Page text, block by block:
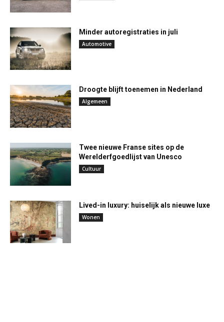
Minder autoregistraties in juli
Automotive
Droogte blijft toenemen in Nederland
Algemeen
Twee nieuwe Franse sites op de
Werelderfgoedlijst van Unesco
Cultuur
Lived-in luxury: huiselijk als nieuwe luxe
Wonen